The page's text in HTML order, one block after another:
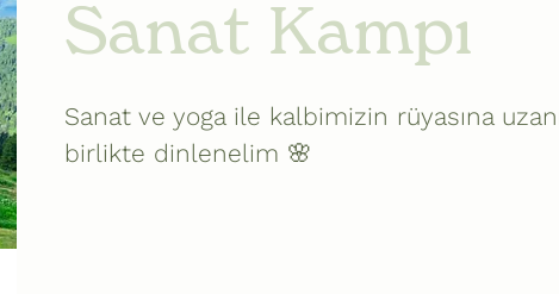
Sanat Kampı
Sanat ve yoga ile kalbimizin rüyasına
birlikte dinlenelim 🌸